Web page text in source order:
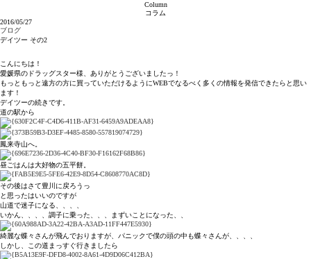
Column
コラム
2016/05/27
ブログ
デイツー その2
こんにちは！
愛媛県のドラッグスター様、ありがとうございましたっ！
もっともっと遠方の方に買っていただけるようにWEBでなるべく多くの情報を発信できたらと思い
ます！
デイツーの続きです。
道の駅から
鳳来寺山へ。
昼ごはんは大好物の五平餅。
その後はさて豊川に戻ろうっ
と思ったはいいのですが
山道で迷子になる、、、、
いかん、、、、調子に乗った、、、まずいことになった、、
綺麗な蝶々さんが飛んでおりますが、パニックで僕の頭の中も蝶々さんが、、、、
しかし、この道まっすぐ行きましたら